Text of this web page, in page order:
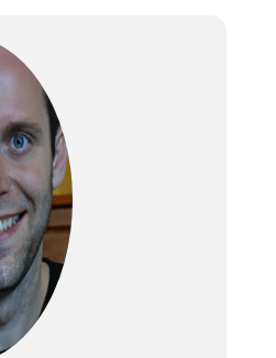
visibilité assure la
précision du
positionnement et
garantit l'exactitude
des résultats de
positionnement.
NIVEAU LASER AVEC
TREPIED 1.5M:
l'ensemble de laser
niveau G50 est livré
avec un trépied laser
de 1,5 m (pleine